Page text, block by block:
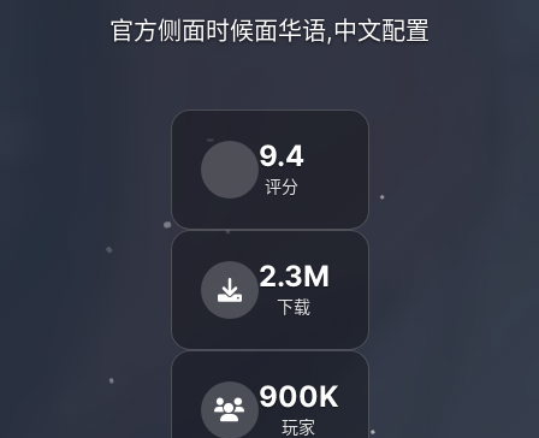
官方侧面时候面华语,中文配置
9.4
评分
2.3M
下载
900K
玩家